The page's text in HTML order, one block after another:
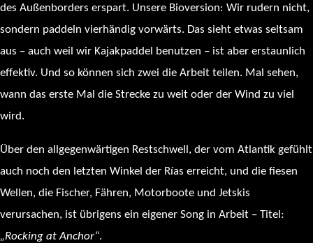
des Außenborders erspart. Unsere Bioversion: Wir rudern nicht,
sondern paddeln vierhändig vorwärts. Das sieht etwas seltsam
aus – auch weil wir Kajakpaddel benutzen – ist aber erstaunlich
effektiv. Und so können sich zwei die Arbeit teilen. Mal sehen,
wann das erste Mal die Strecke zu weit oder der Wind zu viel
wird.
Über den allgegenwärtigen Restschwell, der vom Atlantik gefühlt
auch noch den letzten Winkel der Rías erreicht, und die fiesen
Wellen, die Fischer, Fähren, Motorboote und Jetskis
verursachen, ist übrigens ein eigener Song in Arbeit – Titel:
„Rocking at Anchor“.